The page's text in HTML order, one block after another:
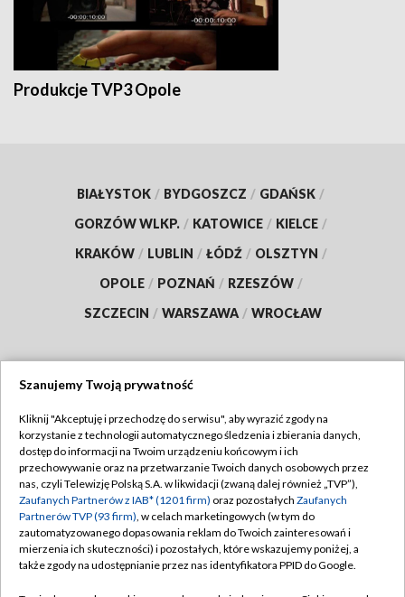
Produkcje TVP3 Opole
BIAŁYSTOK / BYDGOSZCZ / GDAŃSK /
GORZÓW WLKP. / KATOWICE / KIELCE /
KRAKÓW / LUBLIN / ŁÓDŹ / OLSZTYN /
OPOLE / POZNAŃ / RZESZÓW /
SZCZECIN / WARSZAWA / WROCŁAW
TVP
Abonament TVP
Emisja w TVP
Centrum informacji TVP
Naziemna Telewizja Cyfrowa
Regulamin TVP
Polityka prywatności
Moje zgody
Pomoc
Szanujemy Twoją prywatność
Kliknij "Akceptuję i przechodzę do serwisu", aby wyrazić zgody na
korzystanie z technologii automatycznego śledzenia i zbierania danych,
dostęp do informacji na Twoim urządzeniu końcowym i ich
przechowywanie oraz na przetwarzanie Twoich danych osobowych przez
nas, czyli Telewizję Polską S.A. w likwidacji (zwaną dalej również „TVP”),
Zaufanych Partnerów z IAB* (1201 firm) oraz pozostałych Zaufanych
Partnerów TVP (93 firm), w celach marketingowych (w tym do
zautomatyzowanego dopasowania reklam do Twoich zainteresowań i
mierzenia ich skuteczności) i pozostałych, które wskazujemy poniżej, a
także zgody na udostępnianie przez nas identyfikatora PPID do Google.